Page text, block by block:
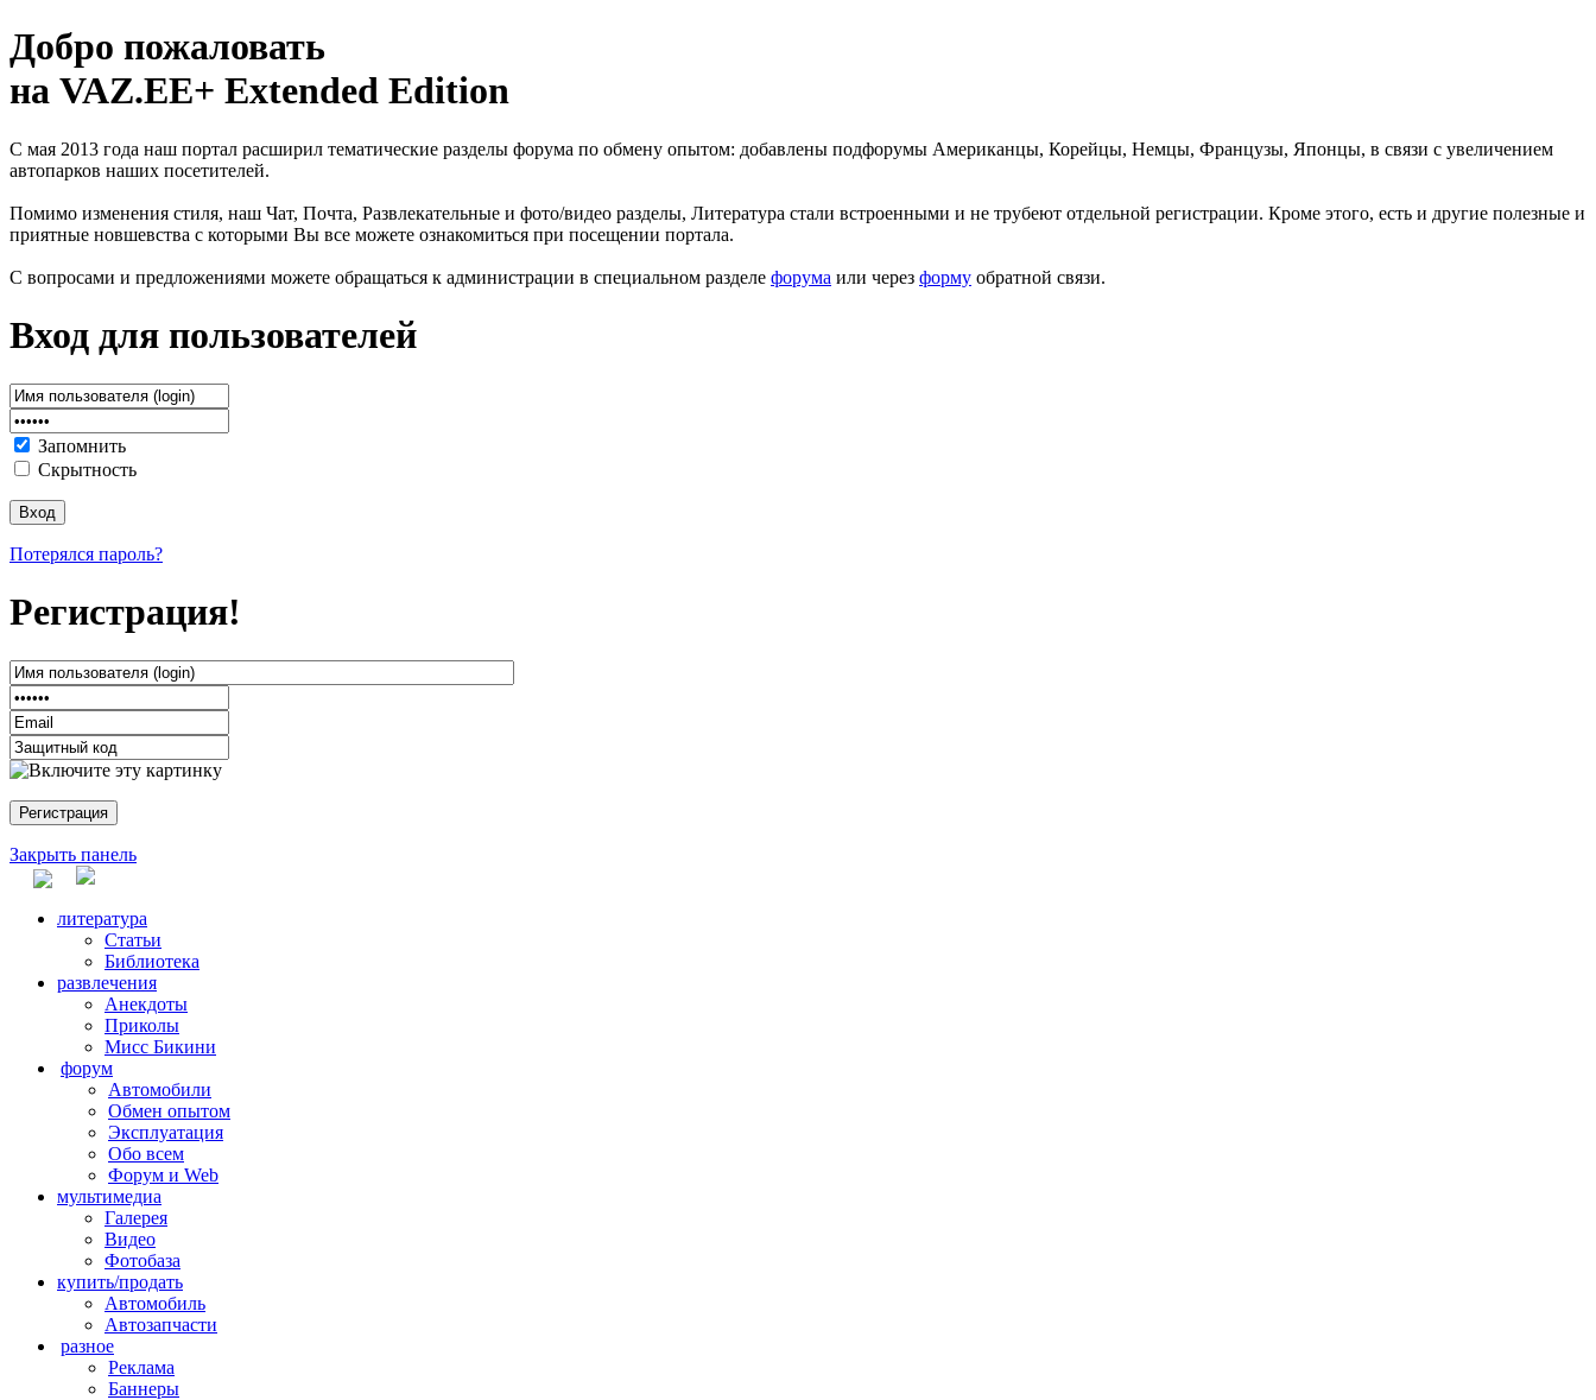
Добро пожаловать
на VAZ.EE+ Extended Edition
С мая 2013 года наш портал расширил тематические разделы форума по обмену опытом: добавлены подфорумы Американцы, Корейцы, Немцы, Французы, Японцы, в связи с увеличением
автопарков наших посетителей.
Помимо изменения стиля, наш Чат, Почта, Развлекательные и фото/видео разделы, Литература стали встроенными и не трубеют отдельной регистрации. Кроме этого, есть и другие полезные и
приятные новшевства с которыми Вы все можете ознакомиться при посещении портала.
С вопросами и предложениями можете обращаться к администрации в специальном разделе форума или через форму обратной связи.
Вход для пользователей
Запомнить
Скрытность
Потерялся пароль?
Регистрация!
Закрыть панель
литература
Статьи
Библиотека
развлечения
Анекдоты
Приколы
Мисс Бикини
форум
Автомобили
Обмен опытом
Эксплуатация
Обо всем
Форум и Web
мультимедиа
Галерея
Видео
Фотобаза
купить/продать
Автомобиль
Автозапчасти
разное
Реклама
Баннеры